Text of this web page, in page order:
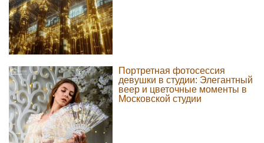
Портретная фотосессия
девушки в студии: Элегантный
веер и цветочные моменты в
Московской студии